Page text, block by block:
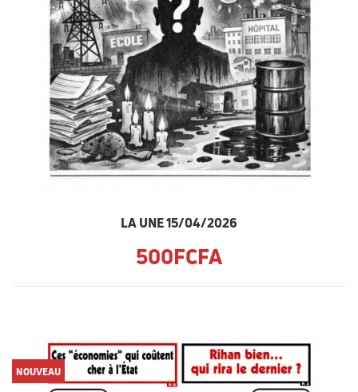
LA UNE 15/04/2026
500FCFA
NOUVEAU